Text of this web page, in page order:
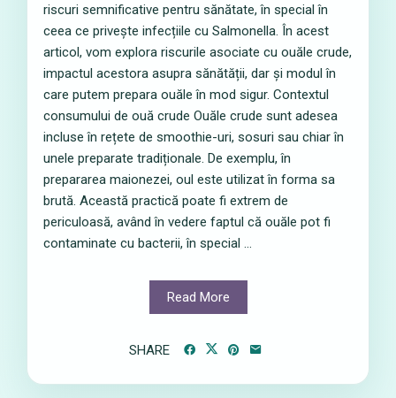
riscuri semnificative pentru sănătate, în special în
ceea ce privește infecțiile cu Salmonella. În acest
articol, vom explora riscurile asociate cu ouăle crude,
impactul acestora asupra sănătății, dar și modul în
care putem prepara ouăle în mod sigur. Contextul
consumului de ouă crude Ouăle crude sunt adesea
incluse în rețete de smoothie-uri, sosuri sau chiar în
unele preparate tradiționale. De exemplu, în
prepararea maionezei, oul este utilizat în forma sa
brută. Această practică poate fi extrem de
periculoasă, având în vedere faptul că ouăle pot fi
contaminate cu bacterii, în special ...
Read More
SHARE